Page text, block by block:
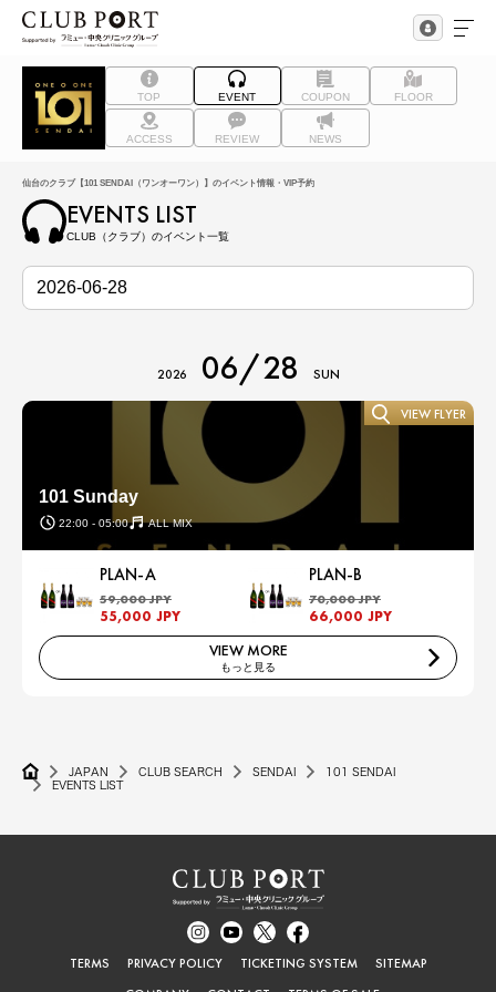
TOP EVENT COUPON FLOOR
ACCESS REVIEW NEWS
仙台のクラブ【101 SENDAI（ワンオーワン）】のイベント情報・VIP予約
EVENTS LIST
CLUB（クラブ）のイベント一覧
2026 06/28 SUN
101 Sunday
22:00 - 05:00 ALL MIX
VIEW FLYER
PLAN-A
59,000 JPY
55,000 JPY
PLAN-B
70,000 JPY
66,000 JPY
VIEW MORE
もっと見る
JAPAN CLUB SEARCH SENDAI
101 SENDAI
EVENTS LIST
TERMS PRIVACY POLICY TICKETING SYSTEM
SITEMAP